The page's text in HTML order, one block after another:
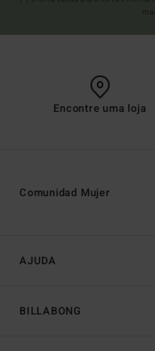
Encontre uma loja
AJUDA
BILLABONG
Comunidad Mujer